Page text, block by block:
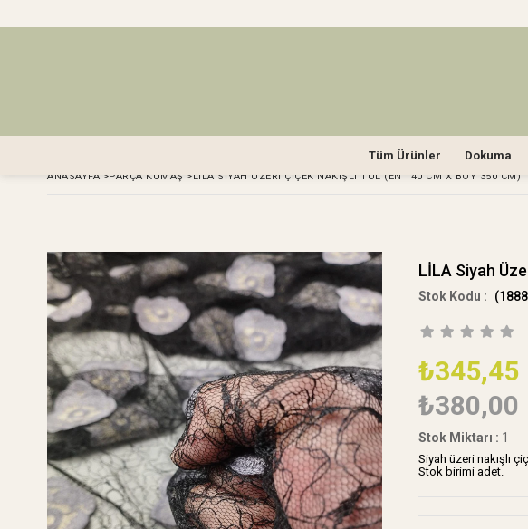
Tüm Ürünler Dokuma
ANASAYFA >PARÇA KUMAŞ >LİLA SIYAH ÜZERI ÇIÇEK NAKIŞLI TÜL (EN 140 CM X BOY 350 CM)
LİLA Siyah
₺345,45
₺380,00
Stok Miktarı : 1
Siyah üzeri nakışlı
Stok birimi adet.